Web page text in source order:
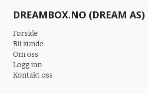
DREAMBOX.NO (DREAM AS)
Forside
Bli kunde
Om oss
Logg inn
Kontakt oss